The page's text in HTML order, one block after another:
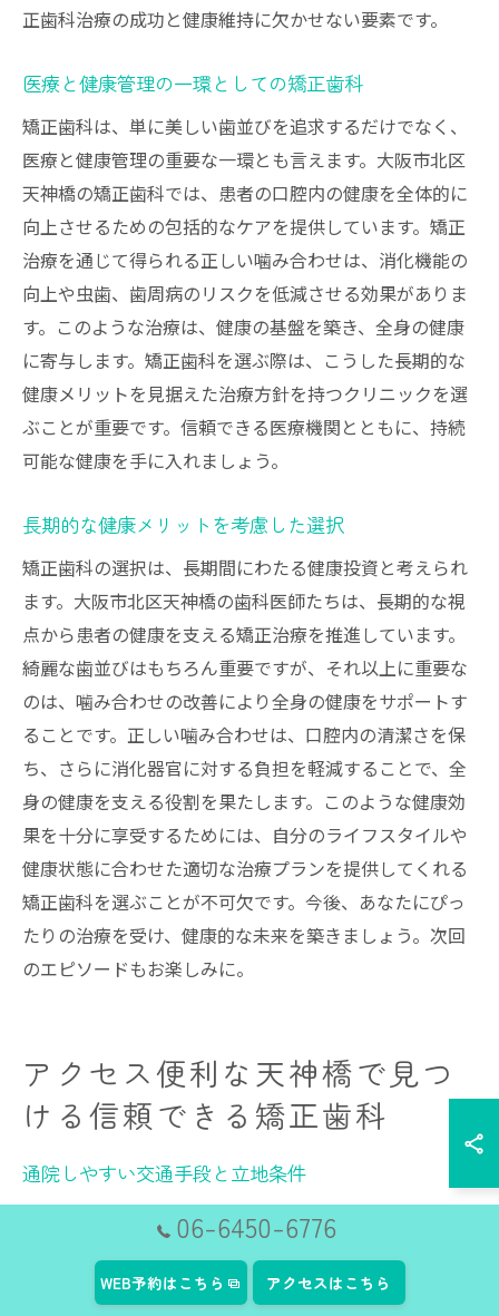
正歯科治療の成功と健康維持に欠かせない要素です。
医療と健康管理の一環としての矯正歯科
矯正歯科は、単に美しい歯並びを追求するだけでなく、
医療と健康管理の重要な一環とも言えます。大阪市北区
天神橋の矯正歯科では、患者の口腔内の健康を全体的に
向上させるための包括的なケアを提供しています。矯正
治療を通じて得られる正しい噛み合わせは、消化機能の
向上や虫歯、歯周病のリスクを低減させる効果がありま
す。このような治療は、健康の基盤を築き、全身の健康
に寄与します。矯正歯科を選ぶ際は、こうした長期的な
健康メリットを見据えた治療方針を持つクリニックを選
ぶことが重要です。信頼できる医療機関とともに、持続
可能な健康を手に入れましょう。
長期的な健康メリットを考慮した選択
矯正歯科の選択は、長期間にわたる健康投資と考えられ
ます。大阪市北区天神橋の歯科医師たちは、長期的な視
点から患者の健康を支える矯正治療を推進しています。
綺麗な歯並びはもちろん重要ですが、それ以上に重要な
のは、噛み合わせの改善により全身の健康をサポートす
ることです。正しい噛み合わせは、口腔内の清潔さを保
ち、さらに消化器官に対する負担を軽減することで、全
身の健康を支える役割を果たします。このような健康効
果を十分に享受するためには、自分のライフスタイルや
健康状態に合わせた適切な治療プランを提供してくれる
矯正歯科を選ぶことが不可欠です。今後、あなたにぴっ
たりの治療を受け、健康的な未来を築きましょう。次回
のエピソードもお楽しみに。
アクセス便利な天神橋で見つ
ける信頼できる矯正歯科
通院しやすい交通手段と立地条件
大阪市北区天神橋は、交通の便が非常に良いエリアとし
交通手段が利用可能で、日常的な通院を非常に便利にし
06-6450-6776
WEB予約はこちら アクセスはこちら